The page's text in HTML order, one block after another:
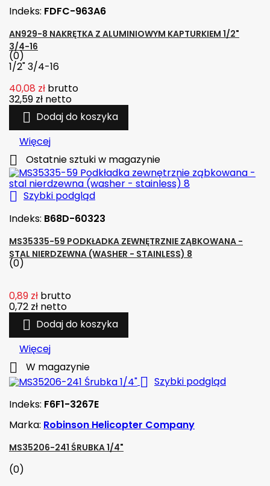
Indeks: FDFC-963A6
AN929-8 NAKRĘTKA Z ALUMINIOWYM KAPTURKIEM 1/2"
3/4-16
(0)
1/2" 3/4-16
40,08 zł brutto
32,59 zł netto
 Dodaj do koszyka
Więcej
 Ostatnie sztuki w magazynie
 Szybki podgląd
Indeks: B68D-60323
MS35335-59 PODKŁADKA ZEWNĘTRZNIE ZĄBKOWANA -
STAL NIERDZEWNA (WASHER - STAINLESS) 8
(0)
0,89 zł brutto
0,72 zł netto
 Dodaj do koszyka
Więcej
 W magazynie
 Szybki podgląd
Indeks: F6F1-3267E
Marka: Robinson Helicopter Company
MS35206-241 ŚRUBKA 1/4"
(0)